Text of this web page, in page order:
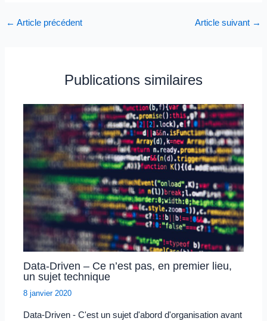
← Article précédent Article suivant →
Publications similaires
Data-Driven – Ce n’est pas, en premier lieu,
un sujet technique
8 janvier 2020
Data-Driven - C'est un sujet d'abord d'organisation avant